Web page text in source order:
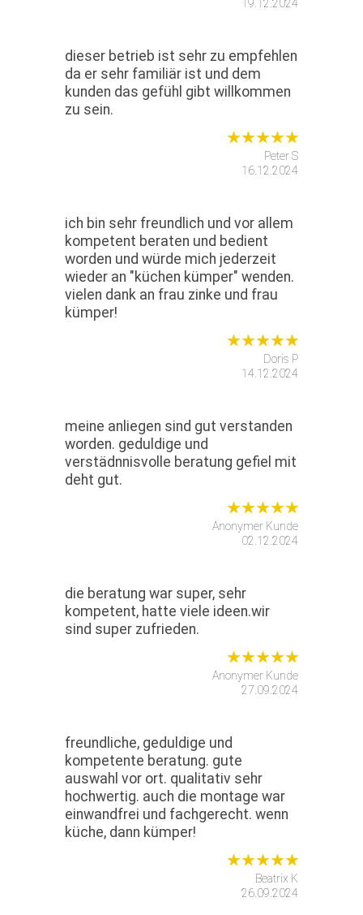
19.12.2024
dieser betrieb ist sehr zu empfehlen
da er sehr familiär ist und dem
kunden das gefühl gibt willkommen
zu sein.
Peter S
16.12.2024
ich bin sehr freundlich und vor allem
kompetent beraten und bedient
worden und würde mich jederzeit
wieder an "küchen kümper" wenden.
vielen dank an frau zinke und frau
kümper!
Doris P
14.12.2024
meine anliegen sind gut verstanden
worden. geduldige und
verstädnnisvolle beratung gefiel mit
deht gut.
Anonymer Kunde
02.12.2024
die beratung war super, sehr
kompetent, hatte viele ideen.wir
sind super zufrieden.
Anonymer Kunde
27.09.2024
freundliche, geduldige und
kompetente beratung. gute
auswahl vor ort. qualitativ sehr
hochwertig. auch die montage war
einwandfrei und fachgerecht. wenn
küche, dann kümper!
Beatrix K
26.09.2024